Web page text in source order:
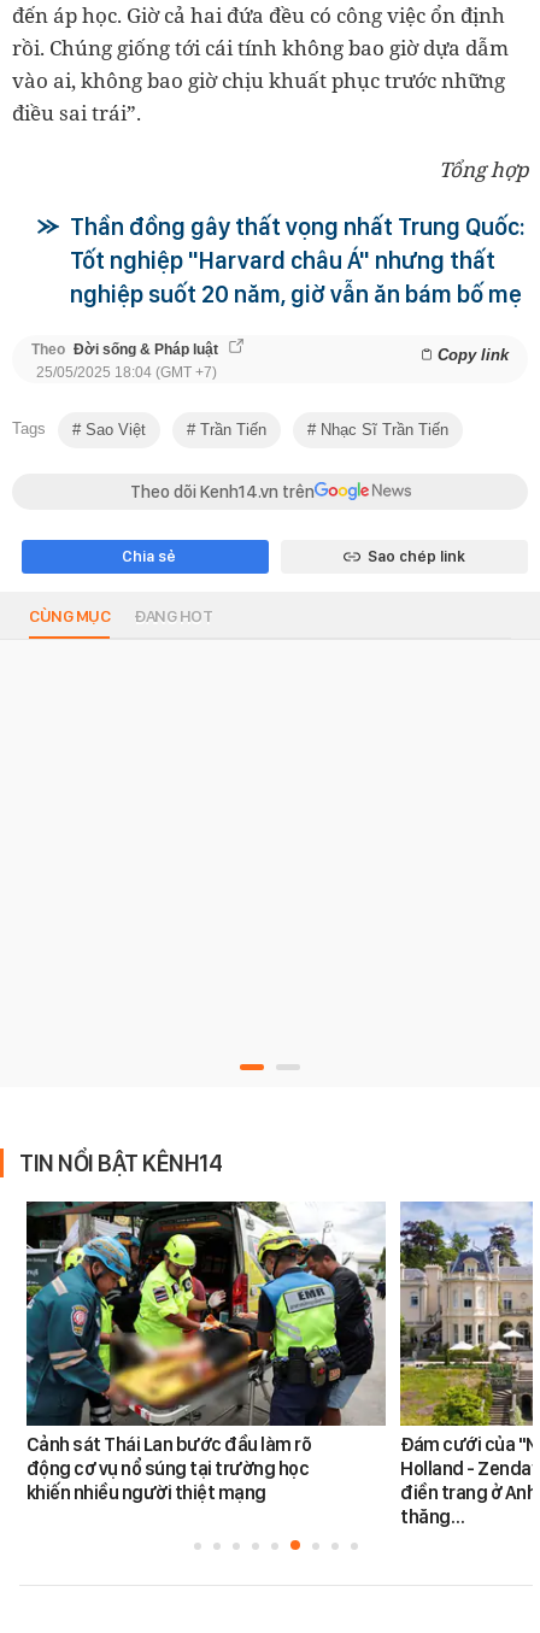
đến áp học. Giờ cả hai đứa đều có công việc ổn định
rồi. Chúng giống tới cái tính không bao giờ dựa dẫm
vào ai, không bao giờ chịu khuất phục trước những
điều sai trái”.
Tổng hợp
Thần đồng gây thất vọng nhất Trung Quốc:
Tốt nghiệp "Harvard châu Á" nhưng thất
nghiệp suốt 20 năm, giờ vẫn ăn bám bố mẹ
Theo Đời sống & Pháp luật Copy link
25/05/2025 18:04 (GMT +7)
Tags Sao Việt Trần Tiến Nhạc Sĩ Trần Tiến
Theo dõi Kenh14.vn trên
Chia sẻ Sao chép link
CÙNG MỤC ĐANG HOT
TIN NỔI BẬT KÊNH14
Cảnh sát Thái Lan bước đầu làm rõ
động cơ vụ nổ súng tại trường học
khiến nhiều người thiệt mạng
Đám cưới của
Holland -
điền trang ở
thăng…